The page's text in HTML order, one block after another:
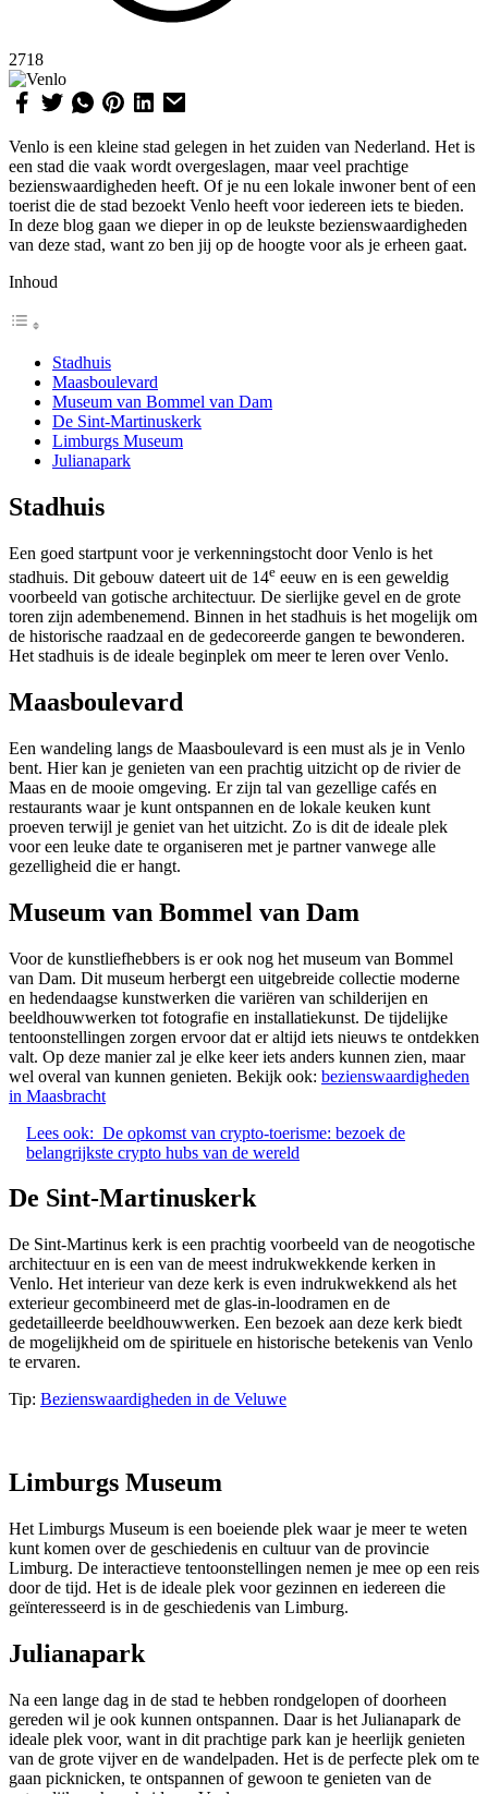
2718
Venlo is een kleine stad gelegen in het zuiden van Nederland. Het is
een stad die vaak wordt overgeslagen, maar veel prachtige
bezienswaardigheden heeft. Of je nu een lokale inwoner bent of een
toerist die de stad bezoekt Venlo heeft voor iedereen iets te bieden.
In deze blog gaan we dieper in op de leukste bezienswaardigheden
van deze stad, want zo ben jij op de hoogte voor als je erheen gaat.
Inhoud
Stadhuis
Maasboulevard
Museum van Bommel van Dam
De Sint-Martinuskerk
Limburgs Museum
Julianapark
Stadhuis
Een goed startpunt voor je verkenningstocht door Venlo is het
stadhuis. Dit gebouw dateert uit de 14e eeuw en is een geweldig
voorbeeld van gotische architectuur. De sierlijke gevel en de grote
toren zijn adembenemend. Binnen in het stadhuis is het mogelijk om
de historische raadzaal en de gedecoreerde gangen te bewonderen.
Het stadhuis is de ideale beginplek om meer te leren over Venlo.
Maasboulevard
Een wandeling langs de Maasboulevard is een must als je in Venlo
bent. Hier kan je genieten van een prachtig uitzicht op de rivier de
Maas en de mooie omgeving. Er zijn tal van gezellige cafés en
restaurants waar je kunt ontspannen en de lokale keuken kunt
proeven terwijl je geniet van het uitzicht. Zo is dit de ideale plek
voor een leuke date te organiseren met je partner vanwege alle
gezelligheid die er hangt.
Museum van Bommel van Dam
Voor de kunstliefhebbers is er ook nog het museum van Bommel
van Dam. Dit museum herbergt een uitgebreide collectie moderne
en hedendaagse kunstwerken die variëren van schilderijen en
beeldhouwwerken tot fotografie en installatiekunst. De tijdelijke
tentoonstellingen zorgen ervoor dat er altijd iets nieuws te ontdekken
valt. Op deze manier zal je elke keer iets anders kunnen zien, maar
wel overal van kunnen genieten. Bekijk ook: bezienswaardigheden
in Maasbracht
Lees ook: De opkomst van crypto-toerisme: bezoek de
belangrijkste crypto hubs van de wereld
De Sint-Martinuskerk
De Sint-Martinus kerk is een prachtig voorbeeld van de neogotische
architectuur en is een van de meest indrukwekkende kerken in
Venlo. Het interieur van deze kerk is even indrukwekkend als het
exterieur gecombineerd met de glas-in-loodramen en de
gedetailleerde beeldhouwwerken. Een bezoek aan deze kerk biedt
de mogelijkheid om de spirituele en historische betekenis van Venlo
te ervaren.
Tip: Bezienswaardigheden in de Veluwe
Limburgs Museum
Het Limburgs Museum is een boeiende plek waar je meer te weten
kunt komen over de geschiedenis en cultuur van de provincie
Limburg. De interactieve tentoonstellingen nemen je mee op een reis
door de tijd. Het is de ideale plek voor gezinnen en iedereen die
geïnteresseerd is in de geschiedenis van Limburg.
Julianapark
Na een lange dag in de stad te hebben rondgelopen of doorheen
gereden wil je ook kunnen ontspannen. Daar is het Julianapark de
ideale plek voor, want in dit prachtige park kan je heerlijk genieten
van de grote vijver en de wandelpaden. Het is de perfecte plek om te
gaan picknicken, te ontspannen of gewoon te genieten van de